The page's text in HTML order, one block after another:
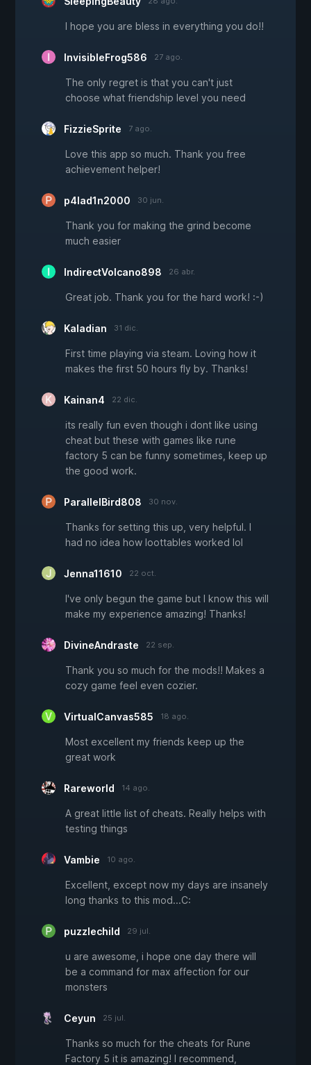
I hope you are bless in everything you do!!
InvisibleFrog586 27 ago.
The only regret is that you can't just
choose what friendship level you need
FizzieSprite 7 ago.
Love this app so much. Thank you free
achievement helper!
p4lad1n2000 30 jun.
Thank you for making the grind become
much easier
IndirectVolcano898 26 abr.
Great job. Thank you for the hard work! :-)
Kaladian 31 dic.
First time playing via steam. Loving how it
makes the first 50 hours fly by. Thanks!
Kainan4 22 dic.
its really fun even though i dont like using
cheat but these with games like rune
factory 5 can be funny sometimes, keep up
the good work.
ParallelBird808 30 nov.
Thanks for setting this up, very helpful. I
had no idea how loottables worked lol
Jenna11610 22 oct.
I've only begun the game but I know this will
make my experience amazing! Thanks!
DivineAndraste 22 sep.
Thank you so much for the mods!! Makes a
cozy game feel even cozier.
VirtualCanvas585 18 ago.
Most excellent my friends keep up the
great work
Rareworld 14 ago.
A great little list of cheats. Really helps with
testing things
Vambie 10 ago.
Excellent, except now my days are insanely
long thanks to this mod...C:
puzzlechild 29 jul.
u are awesome, i hope one day there will
be a command for max affection for our
monsters
Ceyun 25 jul.
Thanks so much for the cheats for Rune
Factory 5 it is amazing! I recommend,